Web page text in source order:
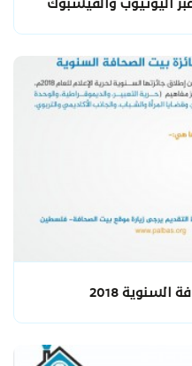
عبر اليوتيوب والفيسبوك
2018